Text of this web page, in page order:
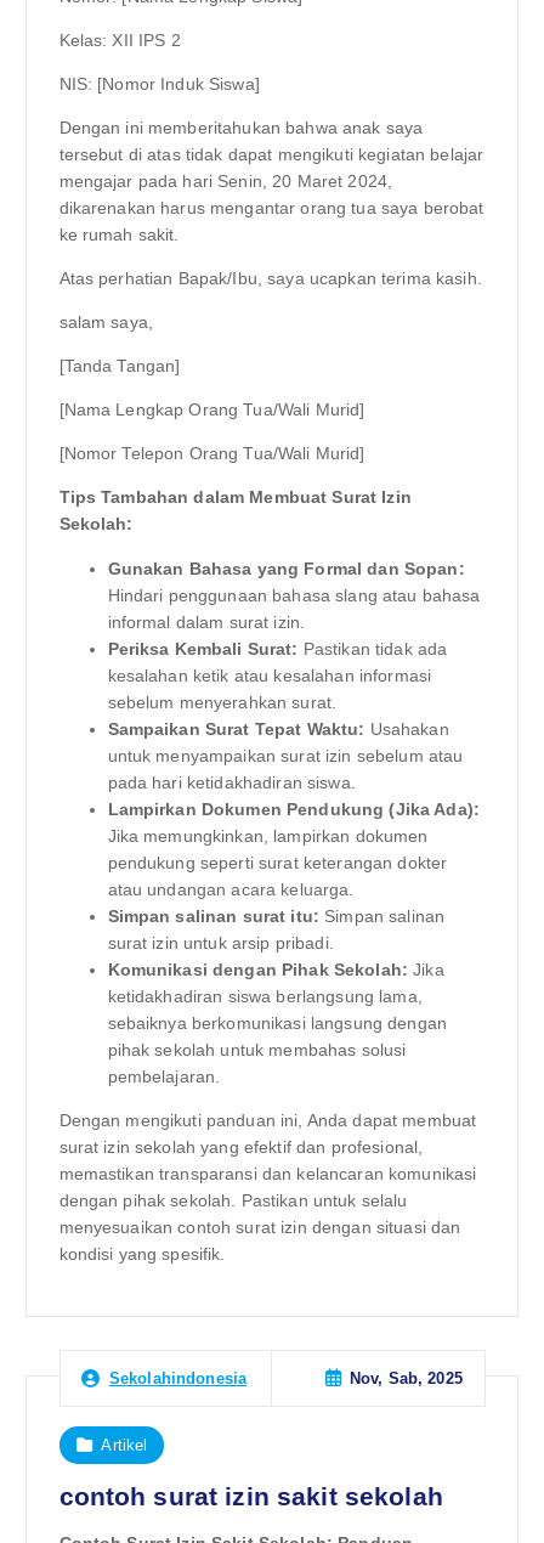
Kelas: XII IPS 2
NIS: [Nomor Induk Siswa]
Dengan ini memberitahukan bahwa anak saya
tersebut di atas tidak dapat mengikuti kegiatan belajar
mengajar pada hari Senin, 20 Maret 2024,
dikarenakan harus mengantar orang tua saya berobat
ke rumah sakit.
Atas perhatian Bapak/Ibu, saya ucapkan terima kasih.
salam saya,
[Tanda Tangan]
[Nama Lengkap Orang Tua/Wali Murid]
[Nomor Telepon Orang Tua/Wali Murid]
Tips Tambahan dalam Membuat Surat Izin
Sekolah:
Gunakan Bahasa yang Formal dan Sopan:
Hindari penggunaan bahasa slang atau bahasa
informal dalam surat izin.
Periksa Kembali Surat: Pastikan tidak ada
kesalahan ketik atau kesalahan informasi
sebelum menyerahkan surat.
Sampaikan Surat Tepat Waktu: Usahakan
untuk menyampaikan surat izin sebelum atau
pada hari ketidakhadiran siswa.
Lampirkan Dokumen Pendukung (Jika Ada):
Jika memungkinkan, lampirkan dokumen
pendukung seperti surat keterangan dokter
atau undangan acara keluarga.
Simpan salinan surat itu: Simpan salinan
surat izin untuk arsip pribadi.
Komunikasi dengan Pihak Sekolah: Jika
ketidakhadiran siswa berlangsung lama,
sebaiknya berkomunikasi langsung dengan
pihak sekolah untuk membahas solusi
pembelajaran.
Dengan mengikuti panduan ini, Anda dapat membuat
surat izin sekolah yang efektif dan profesional,
memastikan transparansi dan kelancaran komunikasi
dengan pihak sekolah. Pastikan untuk selalu
menyesuaikan contoh surat izin dengan situasi dan
kondisi yang spesifik.
Sekolahindonesia Nov, Sab, 2025
Artikel
contoh surat izin sakit sekolah